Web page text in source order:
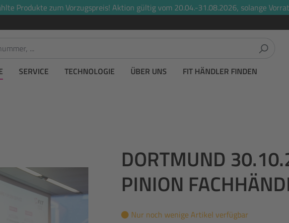
Produkte zum Vorzugspreis! Aktion gültig vom 20.04.-31.08.2026, solange
SERVICE TECHNOLOGIE ÜBER UNS FIT HÄNDLER FINDEN
DORTMUND
PINION
Nur noch wenige Artikel verfügbar